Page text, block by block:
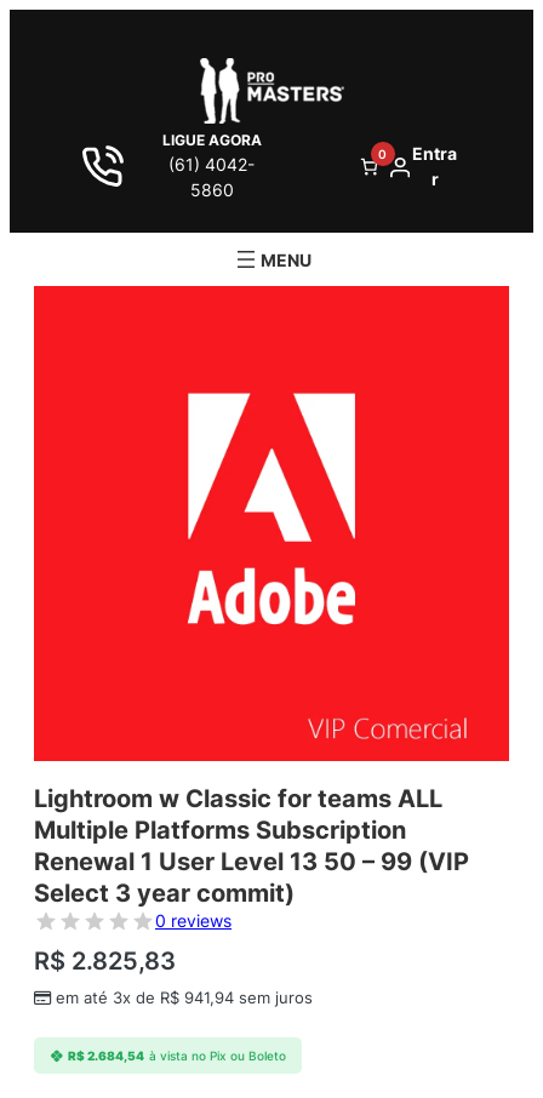
LIGUE AGORA
(61) 4042-
5860
0
Entra
r
Lightroom w Classic for teams ALL
Multiple Platforms Subscription
Renewal 1 User Level 13 50 – 99 (VIP
Select 3 year commit)
0 reviews
R$ 2.825,83
em até 3x de R$ 941,94 sem juros
R$2.684,54 à vista no Pix ou Boleto